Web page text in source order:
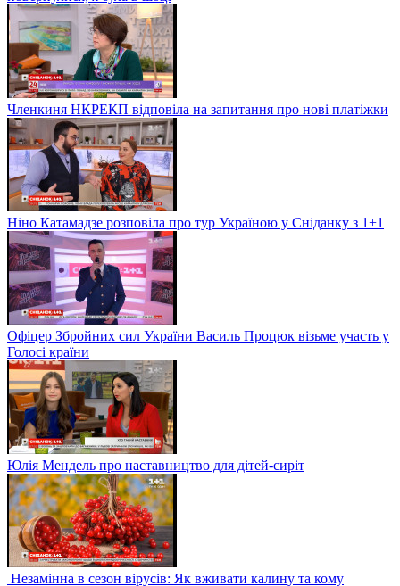
Членкиня НКРЕКП відповіла на запитання про нові платіжки
Ніно Катамадзе розповіла про тур Україною у Сніданку з 1+1
Офіцер Збройних сил України Василь Процюк візьме участь у
Голосі країни
Юлія Мендель про наставництво для дітей-сиріт
Незамінна в сезон вірусів: Як вживати калину та кому